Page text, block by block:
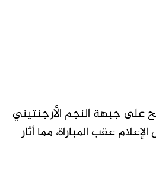
على جبهة النجم الأرجنتيني
عقب المباراة، مما أثار